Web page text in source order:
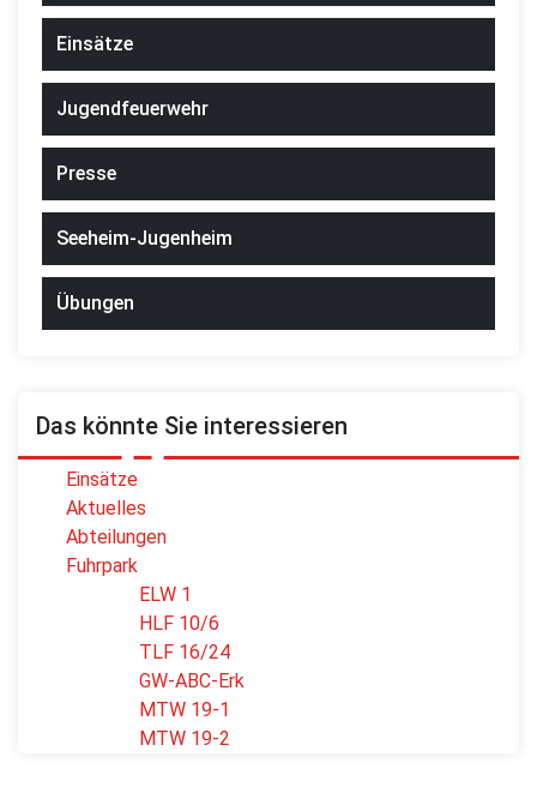
Einsätze
Jugendfeuerwehr
Presse
Seeheim-Jugenheim
Übungen
Das könnte Sie interessieren
Einsätze
Aktuelles
Abteilungen
Fuhrpark
ELW 1
HLF 10/6
TLF 16/24
GW-ABC-Erk
MTW 19-1
MTW 19-2